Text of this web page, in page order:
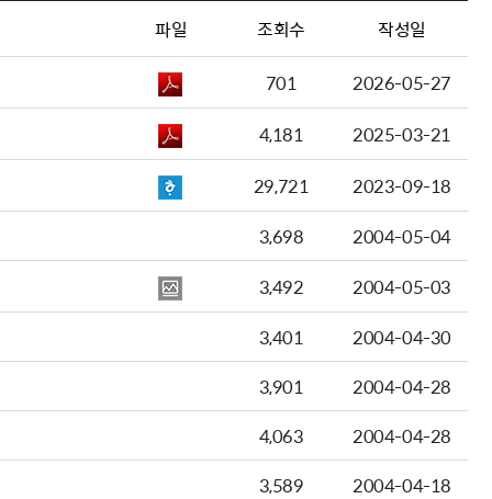
파일 조회수 작성일
701
2026-05-27
4,181
2025-03-21
29,721
2023-09-18
3,698
2004-05-04
3,492
2004-05-03
3,401
2004-04-30
3,901
2004-04-28
4,063
2004-04-28
3,589
2004-04-18